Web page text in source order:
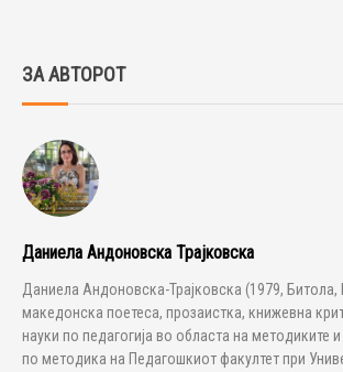
ЗА АВТОРОТ
Даниела Андоновска Трајковска
Даниела Андоновска-Трајковска (1979, Битола,
македонска поетеса, прозаистка, книжевна
науки по педагогија во областа на методиките
по методика на Педагошкиот факултет при